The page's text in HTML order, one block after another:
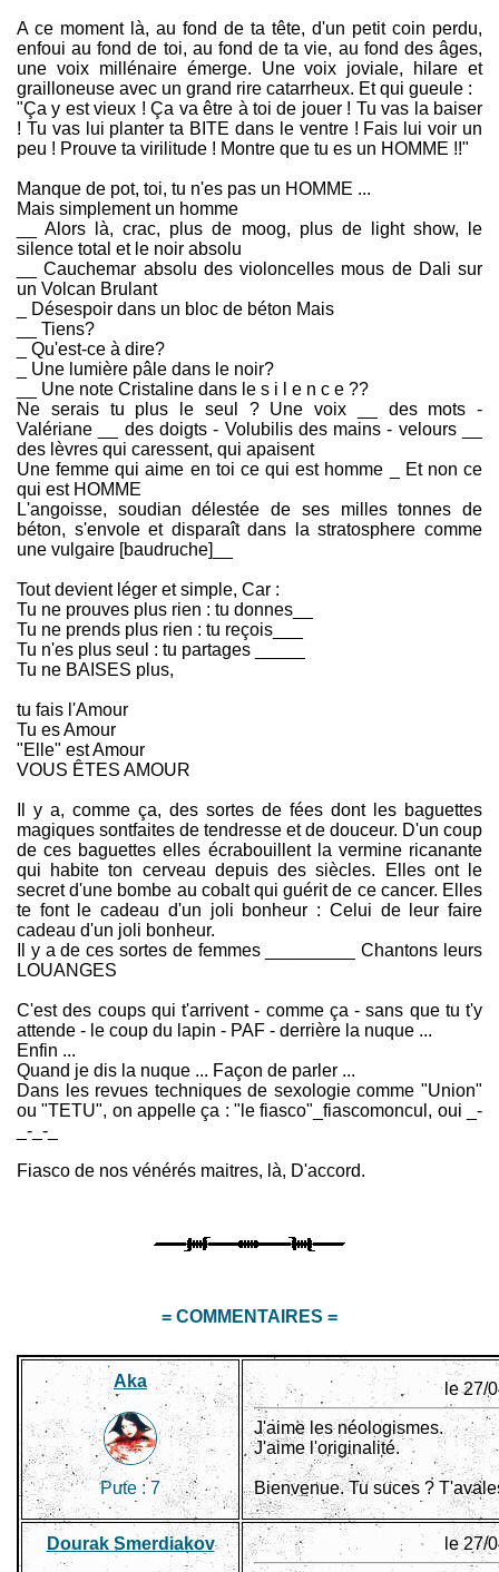
A ce moment là, au fond de ta tête, d'un petit coin perdu,
enfoui au fond de toi, au fond de ta vie, au fond des âges,
une voix millénaire émerge. Une voix joviale, hilare et
grailloneuse avec un grand rire catarrheux. Et qui gueule :
"Ça y est vieux ! Ça va être à toi de jouer ! Tu vas la baiser
! Tu vas lui planter ta BITE dans le ventre ! Fais lui voir un
peu ! Prouve ta virilitude ! Montre que tu es un HOMME !!"
Manque de pot, toi, tu n'es pas un HOMME ...
Mais simplement un homme
__ Alors là, crac, plus de moog, plus de light show, le
silence total et le noir absolu
__ Cauchemar absolu des violoncelles mous de Dali sur
un Volcan Brulant
_ Désespoir dans un bloc de béton Mais
__ Tiens?
_ Qu'est-ce à dire?
_ Une lumière pâle dans le noir?
__ Une note Cristaline dans le s i l e n c e ??
Ne serais tu plus le seul ? Une voix __ des mots -
Valériane __ des doigts - Volubilis des mains - velours __
des lèvres qui caressent, qui apaisent
Une femme qui aime en toi ce qui est homme _ Et non ce
qui est HOMME
L'angoisse, soudian délestée de ses milles tonnes de
béton, s'envole et disparaît dans la stratosphere comme
une vulgaire [baudruche]__
Tout devient léger et simple, Car :
Tu ne prouves plus rien : tu donnes__
Tu ne prends plus rien : tu reçois___
Tu n'es plus seul : tu partages _____
Tu ne BAISES plus,
tu fais l'Amour
Tu es Amour
"Elle" est Amour
VOUS ÊTES AMOUR
Il y a, comme ça, des sortes de fées dont les baguettes
magiques sontfaites de tendresse et de douceur. D'un coup
de ces baguettes elles écrabouillent la vermine ricanante
qui habite ton cerveau depuis des siècles. Elles ont le
secret d'une bombe au cobalt qui guérit de ce cancer. Elles
te font le cadeau d'un joli bonheur : Celui de leur faire
cadeau d'un joli bonheur.
Il y a de ces sortes de femmes _________ Chantons leurs
LOUANGES
C'est des coups qui t'arrivent - comme ça - sans que tu t'y
attende - le coup du lapin - PAF - derrière la nuque ...
Enfin ...
Quand je dis la nuque ... Façon de parler ...
Dans les revues techniques de sexologie comme "Union"
ou "TETU", on appelle ça : "le fiasco"_fiascomoncul, oui _-
_-_-_
Fiasco de nos vénérés maitres, là, D'accord.
= COMMENTAIRES =
Aka
Pute : 7
le 27/
J'aime les néologismes.
J'aime l'originalité.
Bienvenue. Tu suces ?
Dourak Smerdiakov le 27/